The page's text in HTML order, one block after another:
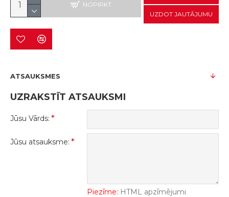
NOPIRKT
UZDOT JAUTĀJUMU
ATSAUKSMES
UZRAKSTĪT ATSAUKSMI
Jūsu Vārds:
Jūsu atsauksme:
Piezīme: HTML apzīmējumi